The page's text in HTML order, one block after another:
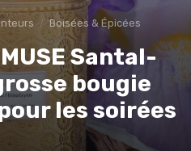
Boisées & Épicées
Santal-
bougie
les soirées